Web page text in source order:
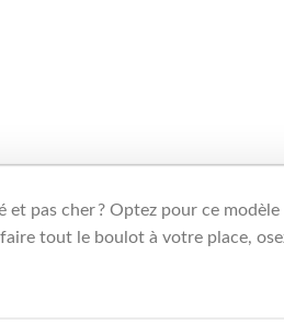
et pas cher ? Optez pour ce
tout le boulot à votre place,